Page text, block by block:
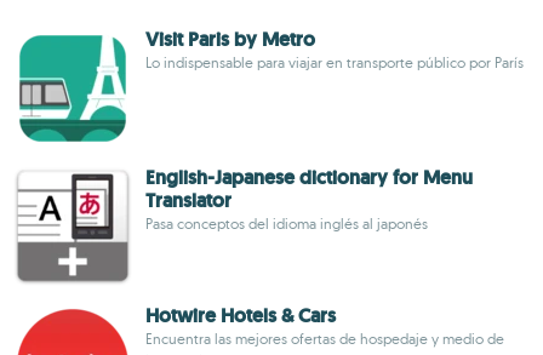
Visit Paris by Metro
Lo indispensable para viajar en transporte público por París
English-Japanese dictionary for Menu
Translator
Pasa conceptos del idioma inglés al japonés
Hotwire Hotels & Cars
Encuentra las mejores ofertas de hospedaje y medio de